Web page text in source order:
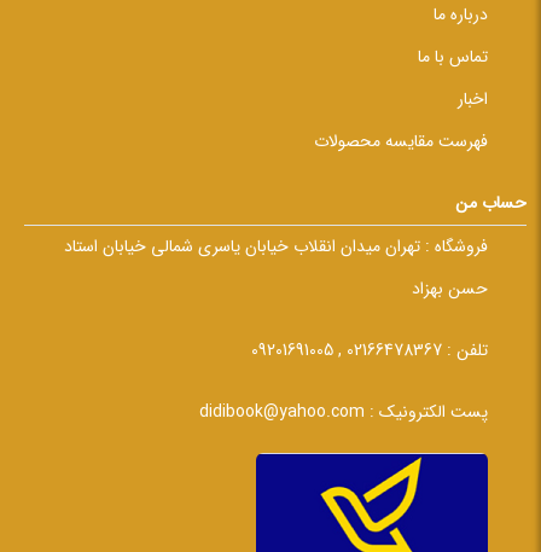
درباره ما
تماس با ما
اخبار
فهرست مقایسه محصولات
حساب من
فروشگاه : تهران میدان انقلاب خیابان یاسری شمالی خیابان استاد
حسن بهزاد
تلفن : 02166478367 , 09201691005
پست الکترونیک : didibook@yahoo.com